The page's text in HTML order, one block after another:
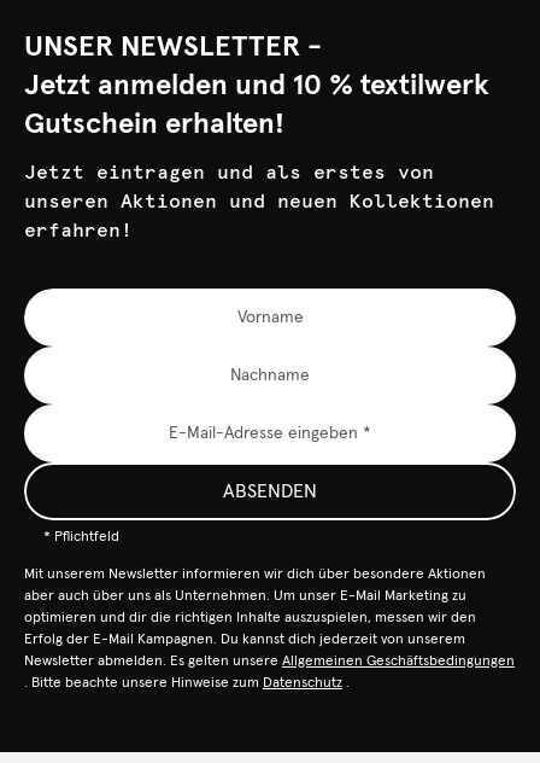
UNSER NEWSLETTER -
Jetzt anmelden und 10 % textilwerk
Gutschein erhalten!
Jetzt eintragen und als erstes von
unseren Aktionen und neuen Kollektionen
erfahren!
ABSENDEN
* Pflichtfeld
Mit unserem Newsletter informieren wir dich über besondere Aktionen
aber auch über uns als Unternehmen. Um unser E-Mail Marketing zu
optimieren und dir die richtigen Inhalte auszuspielen, messen wir den
Erfolg der E-Mail Kampagnen. Du kannst dich jederzeit von unserem
Newsletter abmelden. Es gelten unsere Allgemeinen Geschäftsbedingungen
. Bitte beachte unsere Hinweise zum Datenschutz .